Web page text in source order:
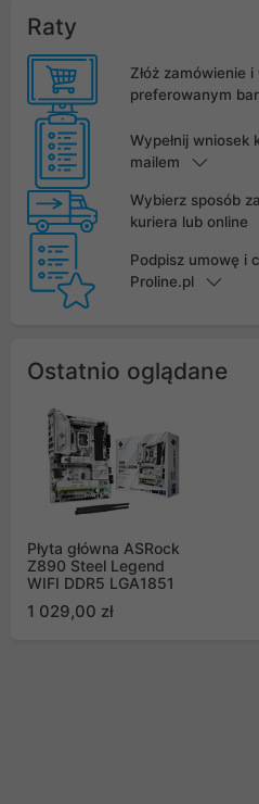
Raty
Złóż zamówienie
preferowanym
Wypełnij
mailem
Wybierz sposób
kuriera lub online
Podpisz umowę i
Proline.pl
Ostatnio oglądane
Płyta główna ASRock
Z890 Steel Legend
WIFI DDR5 LGA1851
1 029,00 zł